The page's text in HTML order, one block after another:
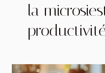
la